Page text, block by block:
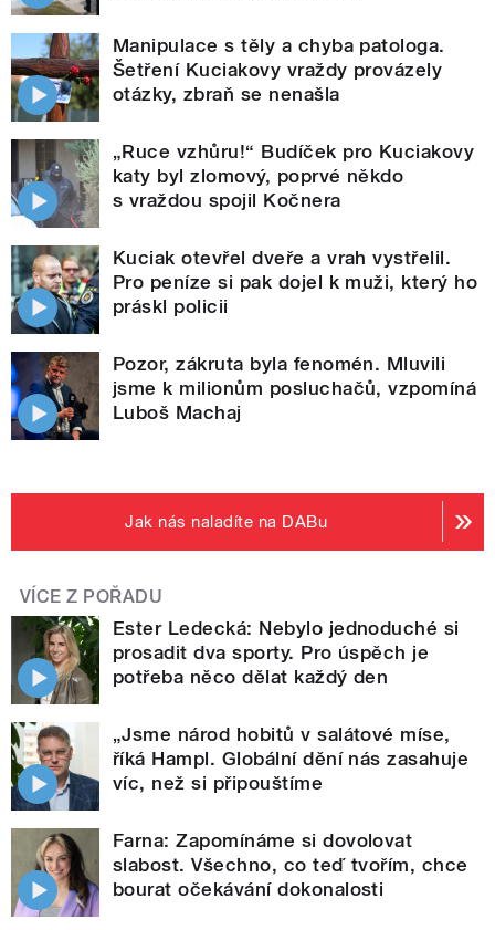
Manipulace s těly a chyba patologa.
Šetření Kuciakovy vraždy provázely
otázky, zbraň se nenašla
„Ruce vzhůru!“ Budíček pro Kuciakovy
katy byl zlomový, poprvé někdo
s vraždou spojil Kočnera
Kuciak otevřel dveře a vrah vystřelil.
Pro peníze si pak dojel k muži, který ho
práskl policii
Pozor, zákruta byla fenomén. Mluvili
jsme k milionům posluchačů, vzpomíná
Luboš Machaj
Jak nás naladíte na DABu
VÍCE Z POŘADU
Ester Ledecká: Nebylo jednoduché si
prosadit dva sporty. Pro úspěch je
potřeba něco dělat každý den
„Jsme národ hobitů v salátové míse,
říká Hampl. Globální dění nás zasahuje
víc, než si připouštíme
Farna: Zapomínáme si dovolovat
slabost. Všechno, co teď tvořím, chce
bourat očekávání dokonalosti